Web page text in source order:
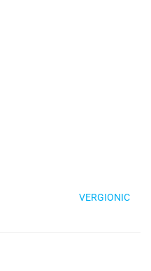
VERGIONIC